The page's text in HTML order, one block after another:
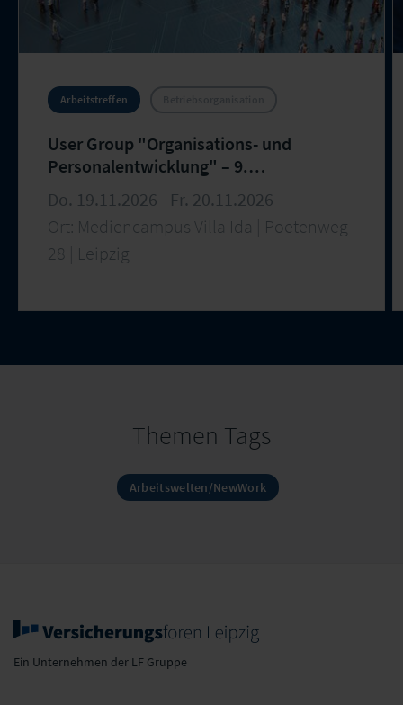
Arbeitstreffen
User Group "Organisations- und
Personalentwicklung" – 9.
Arbeitstreffen
Do. 19.11.2026 - Fr. 20.11.2026
Ort: Mediencampus Villa Ida | Poetenweg
28 | Leipzig
Themen Tags
Arbeitswelten/NewWork
Ein Unternehmen der LF Gruppe